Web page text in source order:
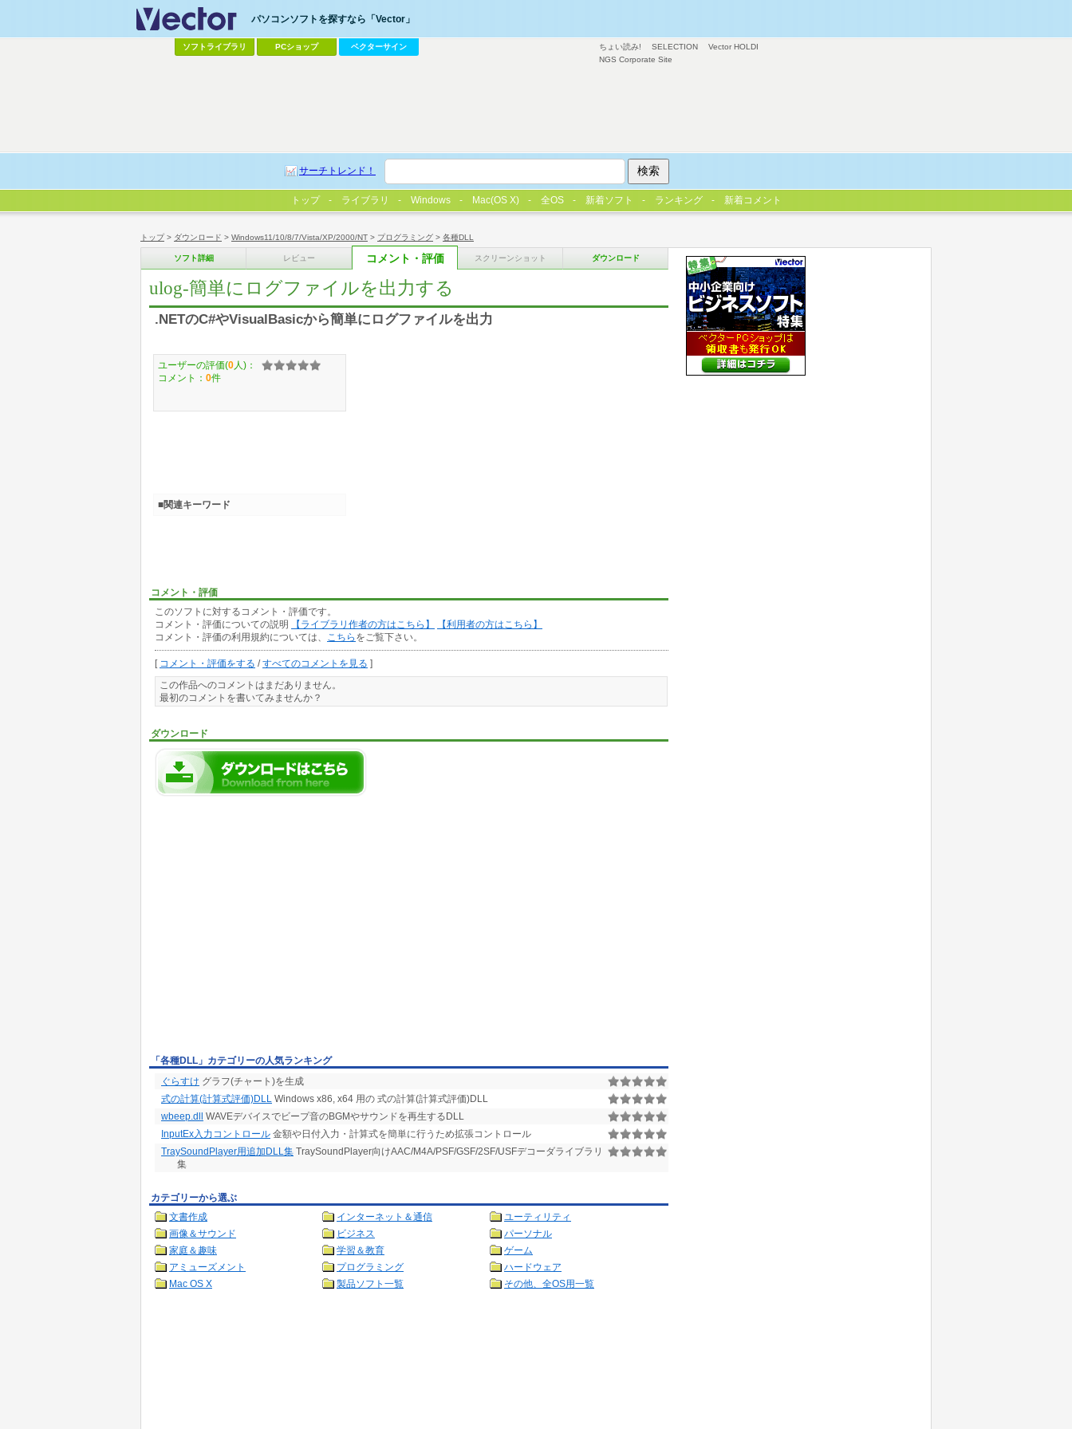
トップ> ダウンロード > Windows11/10/8/7/Vista/XP/2000/NT > プログラミング > 各種DLL
ソフト詳細 レビュー コメント・評価 スクリーンショット ダウンロード
ulog-簡単にログファイルを出力する
.NETのC#やVisualBasicから簡単にログファイルを出力
コメント・評価
このソフトに対するコメント・評価です。
コメント・評価についての説明
【ライブラリ作者の方はこちら】
【利用者の方はこちら】
コメント・評価の利用規約については、
こちら をご覧下さい。
[ コメント・評価をする /すべてのコメントを見る ]
この作品へのコメントはまだありません。
最初のコメントを書いてみませんか？
ダウンロード
ユーザーの評価(0 人)：
コメント： 0件
■関連キーワード
「各種DLL」カテゴリーの人気ランキング
ぐらすけ グラフ(チャート)を生成
式の計算(計算式評価)DLL Windows x86, x64 用の 式の計算(計算式評価)DLL
wbeep.dll WAVEデバイスでビープ音のBGMやサウンドを再生するDLL
InputEx入力コントロール 金額や日付入力・計算式を簡単に行うため拡張コントロール
TraySoundPlayer用追加DLL集 TraySoundPlayer向けAAC/M4A/PSF/GSF/2SF/USFデコーダライブラリ
集
カテゴリーから選ぶ
文書作成
インターネット＆通信
ユーティリティ
画像＆サウンド
ビジネス
パーソナル
家庭＆趣味
学習＆教育
ゲーム
アミューズメント
プログラミング
ハードウェア
Mac OS X
製品ソフト一覧 その他、全OS用一覧
ちょい読み! SELECTION
Vector HOLDI
NGS Corporate Site
パソコンソフトを探すなら「Vector」
ソフトライブラリ PCショップ ベクターサイン
サーチトレンド！
トップ ライブラリ Windows Mac(OS X) 全OS 新着ソフト ランキング 新着コメント